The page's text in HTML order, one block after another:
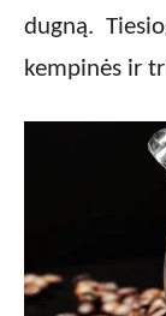
dugną.
kempinės ir